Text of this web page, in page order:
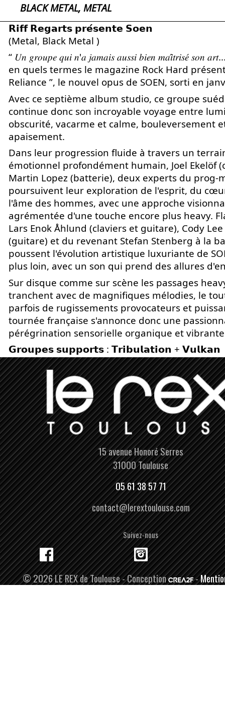
BLACK METAL, METAL
𝗥𝗶𝗳𝗳 𝗥𝗲𝗴𝗮𝗿𝘁𝘀 𝗽𝗿𝗲́𝘀𝗲𝗻𝘁𝗲 𝗦𝗼𝗲𝗻
(Metal, Black Metal )
“ 𝑈𝑛 𝑔𝑟𝑜𝑢𝑝𝑒 𝑞𝑢𝑖 𝑛'𝑎 𝑗𝑎𝑚𝑎𝑖𝑠 𝑎𝑢𝑠𝑠𝑖 𝑏𝑖𝑒𝑛 𝑚𝑎𝑖̂𝑡𝑟𝑖𝑠𝑒́ 𝑠𝑜𝑛
en quels termes le magazine Rock Hard
Reliance ”, le nouvel opus de SOEN, sorti en
Avec ce septième album studio, ce groupe
continue donc son incroyable voyage entre
obscurité, vacarme et calme, bouleversement
apaisement.
Dans leur progression fluide à travers un
émotionnel profondément humain, Joel Ekelöf
Martin Lopez (batterie), deux experts du prog-
poursuivent leur exploration de l'esprit, du
l'âme des hommes, avec une approche
agrémentée d'une touche encore plus heavy.
Lars Enok Åhlund (claviers et guitare), Cody
(guitare) et du revenant Stefan Stenberg à la
poussent l'évolution artistique luxuriante de
plus loin, avec un son qui prend des allures
Sur disque comme sur scène les passages
tranchent avec de magnifiques mélodies, le
parfois de rugissements provocateurs et
tournée française s'annonce donc une
pérégrination sensorielle organique et
𝗚𝗿𝗼𝘂𝗽𝗲𝘀 𝘀𝘂𝗽𝗽𝗼𝗿𝘁𝘀 : 𝗧𝗿𝗶𝗯𝘂𝗹𝗮𝘁𝗶𝗼𝗻 + 𝗩𝘂𝗹𝗸𝗮𝗻
15 avenue Honoré Serres
31000 Toulouse
05 61 38 57 71
contact@lerextoulouse.com
Suivez-nous
© 2026 LE REX de Toulouse - Conception -